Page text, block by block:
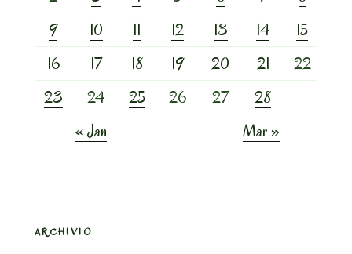
9
10 11 12 13 14
15
16
17 18 19 20 21
22
23
24 25 26 27
28
« Jan
Mar »
ARCHIVIO